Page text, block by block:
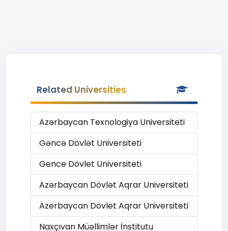
Related Universities
Azərbaycan Texnologiya Universiteti
Gəncə Dövlət Universiteti
Gence Dövlet Universiteti
Azərbaycan Dövlət Aqrar Universiteti
Azerbaycan Dövlet Aqrar Universiteti
Naxçıvan Müəllimlər İnstitutu